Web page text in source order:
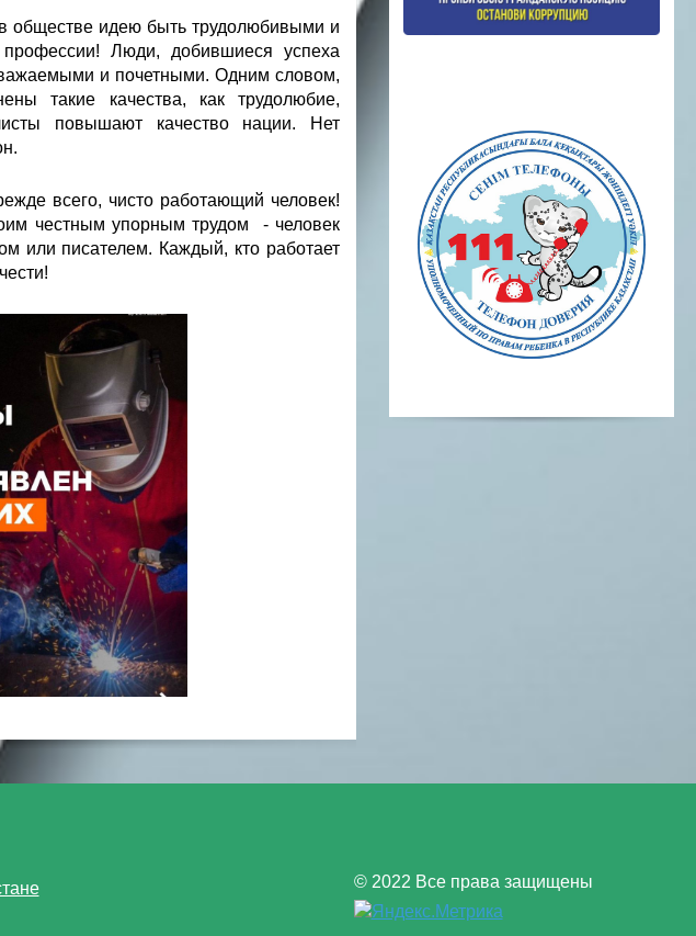
обществе идею быть трудолюбивыми и
Люди, добившиеся успеха
и почетными. Одним словом,
такие качества, как трудолюбие,
повышают качество нации. Нет
всего, чисто работающий человек!
честным упорным трудом - человек
или писателем. Каждый, кто работает
© 2022 Все права защищены